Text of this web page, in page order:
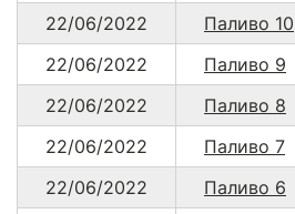
22/06/2022
Паливо 10
22/06/2022
Паливо 9
22/06/2022
Паливо 8
22/06/2022
Паливо 7
22/06/2022
Паливо 6